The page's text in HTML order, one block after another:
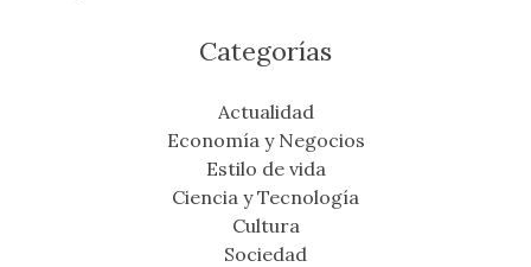
Categorías
Actualidad
Economía y Negocios
Estilo de vida
Ciencia y Tecnología
Cultura
Sociedad